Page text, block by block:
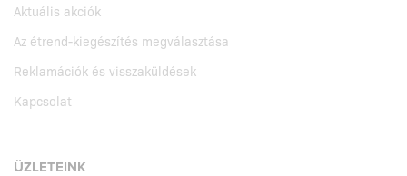
Aktuális akciók
Az étrend-kiegészítés megválasztása
Reklamációk és visszaküldések
Kapcsolat
ÜZLETEINK